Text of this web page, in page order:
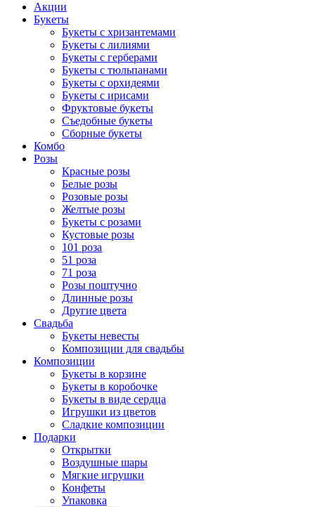
Акции
Букеты
Букеты с хризантемами
Букеты с лилиями
Букеты с герберами
Букеты с тюльпанами
Букеты с орхидеями
Букеты с ирисами
Фруктовые букеты
Съедобные букеты
Сборные букеты
Комбо
Розы
Красные розы
Белые розы
Розовые розы
Желтые розы
Букеты с розами
Кустовые розы
101 роза
51 роза
71 роза
Розы поштучно
Длинные розы
Другие цвета
Свадьба
Букеты невесты
Композиции для свадьбы
Композиции
Букеты в корзине
Букеты в коробочке
Букеты в виде сердца
Игрушки из цветов
Сладкие композиции
Подарки
Открытки
Воздушные шары
Мягкие игрушки
Конфеты
Упаковка